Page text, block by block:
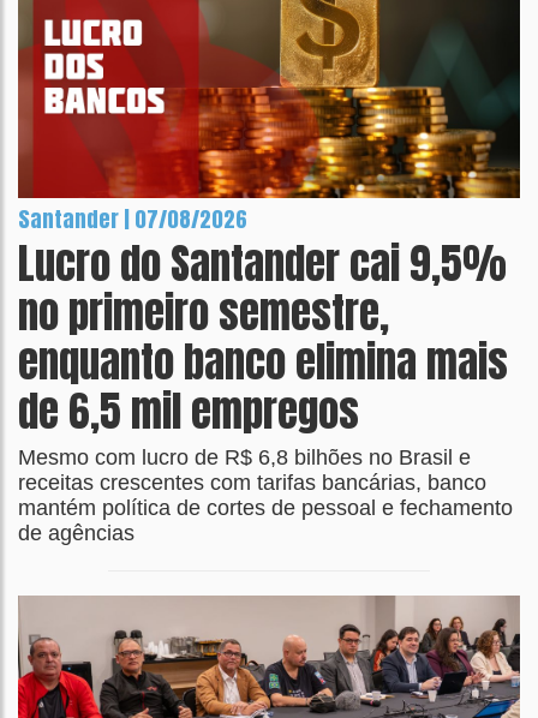
Santander | 07/08/2026
Lucro do Santander cai 9,5%
no primeiro semestre,
enquanto banco elimina mais
de 6,5 mil empregos
Mesmo com lucro de R$ 6,8 bilhões no Brasil e
receitas crescentes com tarifas bancárias, banco
mantém política de cortes de pessoal e fechamento
de agências